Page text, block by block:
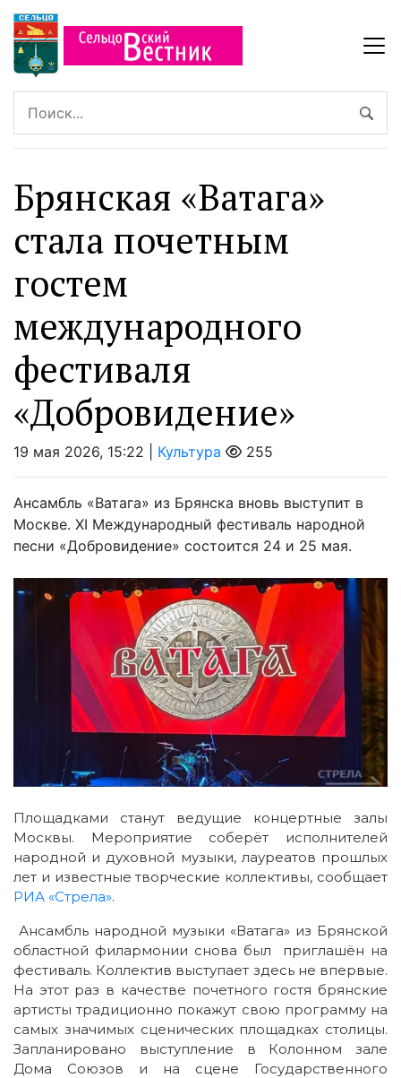
Брянская «Ватага»
стала почетным
гостем
международного
фестиваля
«Добровидение»
19 мая 2026, 15:22 | Культура 255
Ансамбль «Ватага» из Брянска вновь выступит в
Москве. XI Международный фестиваль народной
песни «Добровидение» состоится 24 и 25 мая.
Площадками станут ведущие концертные залы
Москвы. Мероприятие соберёт исполнителей
народной и духовной музыки, лауреатов прошлых
лет и известные творческие коллективы, сообщает
РИА «Стрела».
Ансамбль народной музыки «Ватага» из Брянской
областной филармонии снова был приглашён на
фестиваль. Коллектив выступает здесь не впервые.
На этот раз в качестве почетного гостя брянские
артисты традиционно покажут свою программу на
самых значимых сценических площадках столицы.
Запланировано выступление в Колонном зале
Дома Союзов и на сцене Государственного